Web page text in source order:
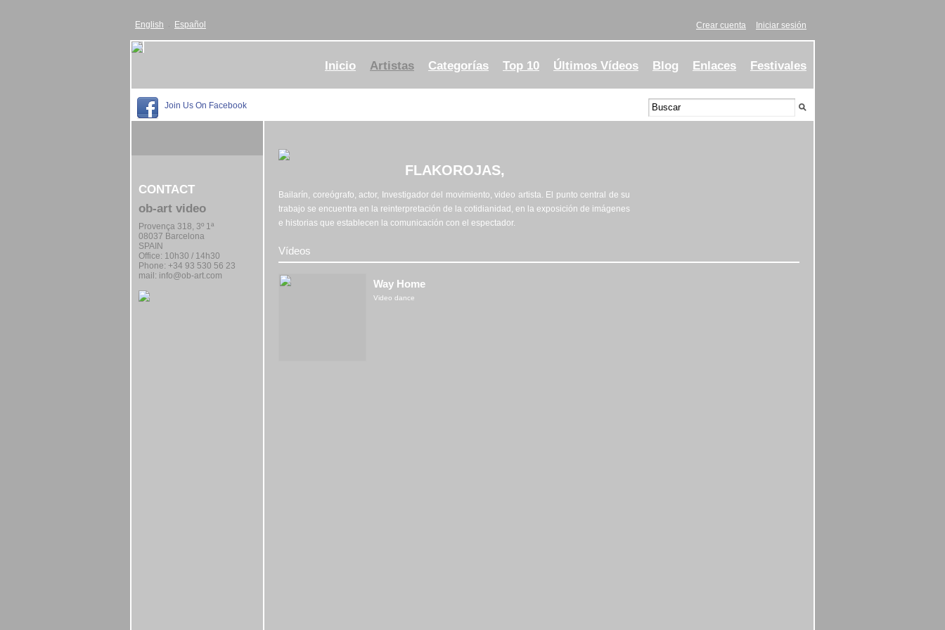
English Español Iniciar sesión
Crear cuenta
Festivales
Enlaces
Blog
Últimos Vídeos
Top 10
Categorías
Artistas
Inicio
Join Us On Facebook
CONTACT
ob-art video
Provença 318, 3º 1ª
08037 Barcelona
SPAIN
Office: 10h30 / 14h30
Phone: +34 93 530 56 23
mail: info@ob-art.com
FLAKOROJAS,
Bailarín, coreógrafo, actor, Investigador del movimiento, video artista. El punto central de su
trabajo se encuentra en la reinterpretación de la cotidianidad, en la exposición de imágenes
e historias que establecen la comunicación con el espectador.
Vídeos
Way Home
Video dance